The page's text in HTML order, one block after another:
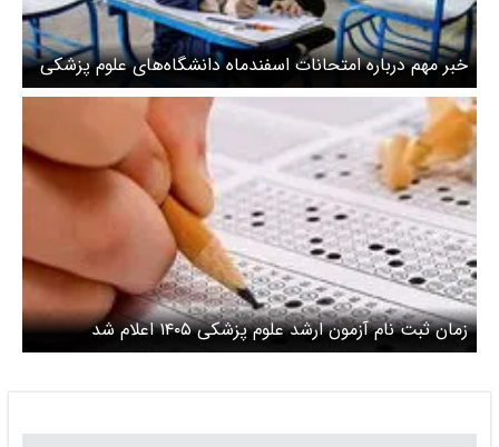
خبر مهم درباره امتحانات اسفندماه دانشگاه‌های علوم پزشکی
زمان ثبت نام آزمون ارشد علوم پزشکی ۱۴۰۵ اعلام شد